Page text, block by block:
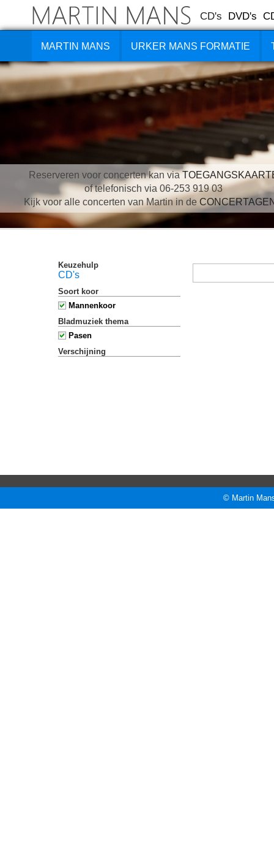
CD's DVD's
MARTIN MANS URKER MANS FORMATIE
Reserveren voor concerten kan via
of telefonisch via 06-253 919 03
Kijk voor alle concerten van Martin in de
Keuzehulp
CD's
Soort koor
Mannenkoor
Bladmuziek thema
Pasen
Verschijning
© Martin